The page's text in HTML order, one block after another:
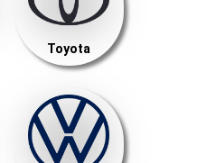
Toyota